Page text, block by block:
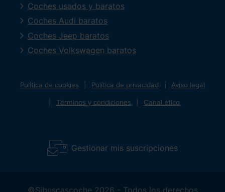
Coches usados y baratos
Coches Audi baratos
Coches Jeep baratos
Coches Volkswagen baratos
Política de cookies Política de privacidad Aviso legal
Términos y condiciones Canal ético
Gestionar mis suscripciones